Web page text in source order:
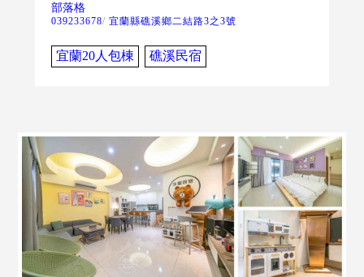
部落格
039233678/ 宜蘭縣礁溪鄉二結路3之3號
宜蘭20人包棟 礁溪民宿